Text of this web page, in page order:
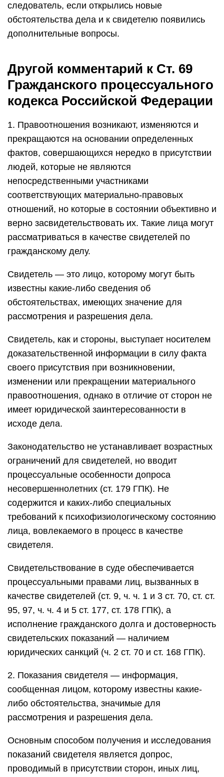
следователь, если открылись новые
обстоятельства дела и к свидетелю появились
дополнительные вопросы.
Другой комментарий к Ст. 69
Гражданского процессуального
кодекса Российской Федерации
1. Правоотношения возникают, изменяются и
прекращаются на основании определенных
фактов, совершающихся нередко в присутствии
людей, которые не являются
непосредственными участниками
соответствующих материально-правовых
отношений, но которые в состоянии объективно и
верно засвидетельствовать их. Такие лица могут
рассматриваться в качестве свидетелей по
гражданскому делу.
Свидетель — это лицо, которому могут быть
известны какие-либо сведения об
обстоятельствах, имеющих значение для
рассмотрения и разрешения дела.
Свидетель, как и стороны, выступает носителем
доказательственной информации в силу факта
своего присутствия при возникновении,
изменении или прекращении материального
правоотношения, однако в отличие от сторон не
имеет юридической заинтересованности в
исходе дела.
Законодательство не устанавливает возрастных
ограничений для свидетелей, но вводит
процессуальные особенности допроса
несовершеннолетних (ст. 179 ГПК). Не
содержится и каких-либо специальных
требований к психофизиологическому состоянию
лица, вовлекаемого в процесс в качестве
свидетеля.
Свидетельствование в суде обеспечивается
процессуальными правами лиц, вызванных в
качестве свидетелей (ст. 9, ч. ч. 1 и 3 ст. 70, ст. ст.
95, 97, ч. ч. 4 и 5 ст. 177, ст. 178 ГПК), а
исполнение гражданского долга и достоверность
свидетельских показаний — наличием
юридических санкций (ч. 2 ст. 70 и ст. 168 ГПК).
2. Показания свидетеля — информация,
сообщенная лицом, которому известны какие-
либо обстоятельства, значимые для
рассмотрения и разрешения дела.
Основным способом получения и исследования
показаний свидетеля является допрос,
проводимый в присутствии сторон, иных лиц,